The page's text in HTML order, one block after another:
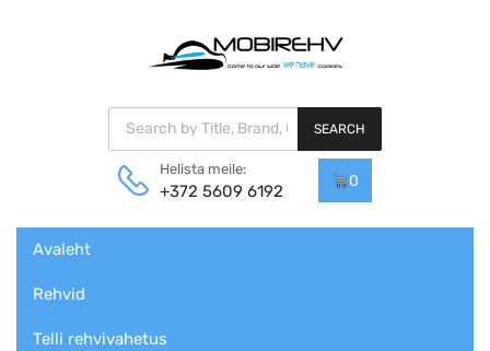
Products search
SEARCH
Helista meile:
+372 5609 6192
0
content
Avaleht
Rehvid
Telli rehvivahetus